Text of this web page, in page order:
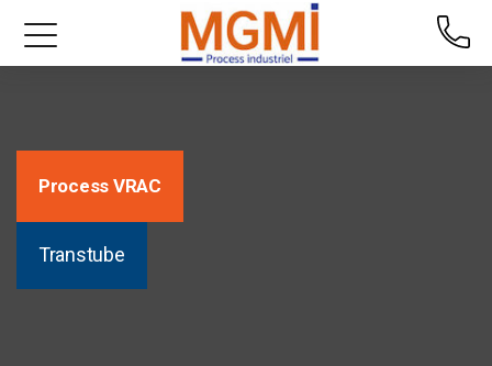
Process VRAC
Transtube